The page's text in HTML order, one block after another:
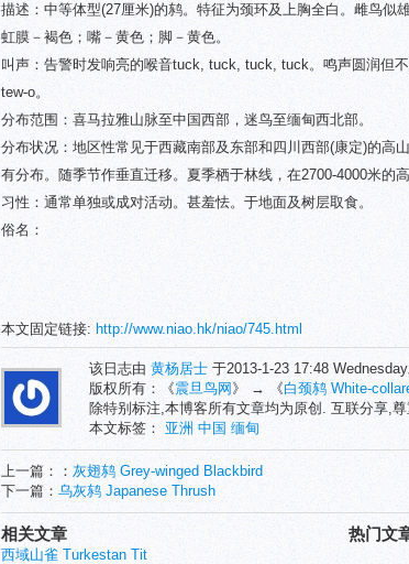
描述：中等体型(27厘米)的鸫。特征为颈环及上胸全白。雌鸟似
虹膜－褐色；嘴－黄色；脚－黄色。
叫声：告警时发响亮的喉音tuck, tuck, tuck, tuck。鸣声圆润但
tew-o。
分布范围：喜马拉雅山脉至中国西部，迷鸟至缅甸西北部。
分布状况：地区性常见于西藏南部及东部和四川西部(康定)的高
有分布。随季节作垂直迁移。夏季栖于林线，在2700-4000米的
习性：通常单独或成对活动。甚羞怯。于地面及树层取食。
俗名：
本文固定链接: http://www.niao.hk/niao/745.html
该日志由 黄杨居士 于2013-1-23 17:48
版权所有：《震旦鸟网 》 → 《白颈鸫 White-
除特别标注,本博客所有文章均为原创. 互联分享,
本文标签： 亚洲 中国 缅甸
上一篇：： 灰翅鸫 Grey-winged Blackbird
下一篇： 乌灰鸫 Japanese Thrush
热门文
相关文章
西域山雀 Turkestan Tit